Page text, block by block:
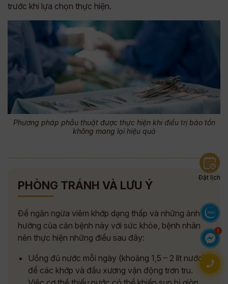
trước khi lựa chọn thực hiện.
Phương pháp phẫu thuật được thực hiện khi điều trị bảo tồn
không mang lại hiệu quả
PHÒNG TRÁNH VÀ LƯU Ý
Để ngăn ngừa viêm khớp dạng thấp và những ảnh
hưởng của căn bệnh này với sức khỏe, bệnh nhân
nên thực hiện những điều sau đây:
Uống đủ nước mỗi ngày (khoảng 1,5 – 2 lít nước)
để các khớp và đầu xương vận động trơn tru.
Đặt lịch